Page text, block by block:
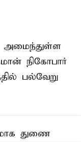
அமைந்துள்ள
நிகோபார்
பல்வேறு
துணை